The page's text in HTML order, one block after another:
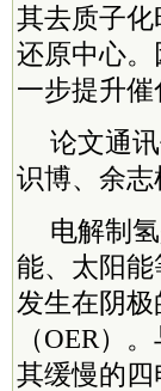
其去质子
还原中心
一步提升催
论文通
识博、余志
电解制
能、太阳
发生在阴
（OER）
其缓慢的